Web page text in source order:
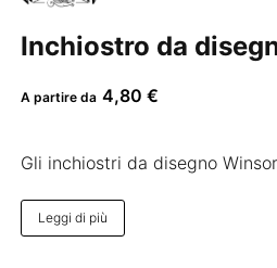
Inchiostro da
A partire da 4,80€
Gli inchiostri da disegno
Leggi di più